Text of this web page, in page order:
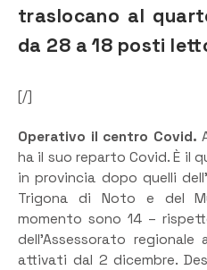
traslocano al
da 28 a 18 posti
[/]
Operativo il centro Covid.
ha il suo reparto Covid. È il
in provincia dopo quelli
Trigona di Noto e del
momento sono 14 –
dell’Assessorato
attivati dal 2 dicembre.